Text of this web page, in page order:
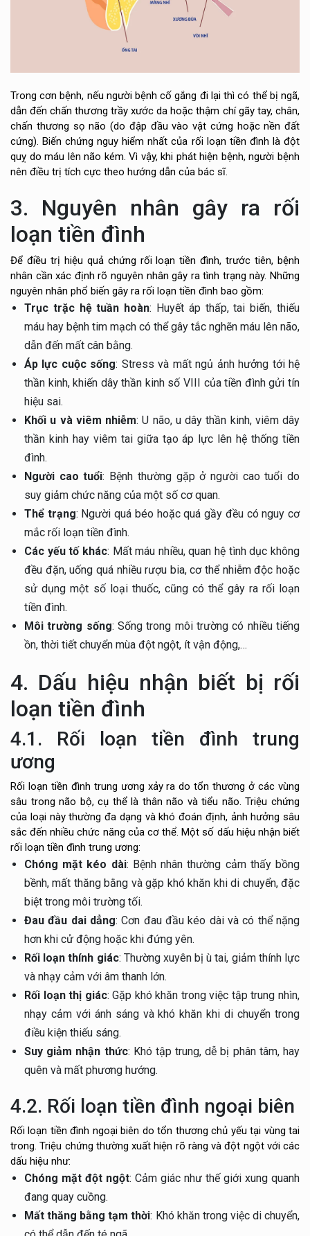
Trong cơn bệnh, nếu người bệnh cố gắng đi lại thì có thể bị ngã,
dẫn đến chấn thương trầy xước da hoặc thậm chí gãy tay, chân,
chấn thương sọ não (do đập đầu vào vật cứng hoặc nền đất
cứng). Biến chứng nguy hiểm nhất của rối loạn tiền đình là đột
quỵ do máu lên não kém. Vì vậy, khi phát hiện bệnh, người bệnh
nên điều trị tích cực theo hướng dẫn của bác sĩ.
3. Nguyên nhân gây ra rối
loạn tiền đình
Để điều trị hiệu quả chứng rối loạn tiền đình, trước tiên, bệnh
nhân cần xác định rõ nguyên nhân gây ra tình trạng này. Những
nguyên nhân phổ biến gây ra rối loạn tiền đình bao gồm:
Trục trặc hệ tuần hoàn: Huyết áp thấp, tai biến, thiếu
máu hay bệnh tim mạch có thể gây tắc nghẽn máu lên não,
dẫn đến mất cân bằng.
Áp lực cuộc sống: Stress và mất ngủ ảnh hưởng tới hệ
thần kinh, khiến dây thần kinh số VIII của tiền đình gửi tín
hiệu sai.
Khối u và viêm nhiễm: U não, u dây thần kinh, viêm dây
thần kinh hay viêm tai giữa tạo áp lực lên hệ thống tiền
đình.
Người cao tuổi: Bệnh thường gặp ở người cao tuổi do
suy giảm chức năng của một số cơ quan.
Thể trạng: Người quá béo hoặc quá gầy đều có nguy cơ
mắc rối loạn tiền đình.
Các yếu tố khác: Mất máu nhiều, quan hệ tình dục không
đều đặn, uống quá nhiều rượu bia, cơ thể nhiễm độc hoặc
sử dụng một số loại thuốc, cũng có thể gây ra rối loạn
tiền đình.
Môi trường sống: Sống trong môi trường có nhiều tiếng
ồn, thời tiết chuyển mùa đột ngột, ít vận động,…
4. Dấu hiệu nhận biết bị rối
loạn tiền đình
4.1. Rối loạn tiền đình trung
ương
Rối loạn tiền đình trung ương xảy ra do tổn thương ở các vùng
sâu trong não bộ, cụ thể là thân não và tiểu não. Triệu chứng
của loại này thường đa dạng và khó đoán định, ảnh hưởng sâu
sắc đến nhiều chức năng của cơ thể. Một số dấu hiệu nhận biết
rối loạn tiền đình trung ương:
Chóng mặt kéo dài: Bệnh nhân thường cảm thấy bồng
bềnh, mất thăng bằng và gặp khó khăn khi di chuyển, đặc
biệt trong môi trường tối.
Đau đầu dai dẳng: Cơn đau đầu kéo dài và có thể nặng
hơn khi cử động hoặc khi đứng yên.
Rối loạn thính giác: Thường xuyên bị ù tai, giảm thính lực
và nhạy cảm với âm thanh lớn.
Rối loạn thị giác: Gặp khó khăn trong việc tập trung nhìn,
nhạy cảm với ánh sáng và khó khăn khi di chuyển trong
điều kiện thiếu sáng.
Suy giảm nhận thức: Khó tập trung, dễ bị phân tâm, hay
quên và mất phương hướng.
4.2. Rối loạn tiền đình ngoại biên
Rối loạn tiền đình ngoại biên do tổn thương chủ yếu tại vùng tai
trong. Triệu chứng thường xuất hiện rõ ràng và đột ngột với các
dấu hiệu như:
Chóng mặt đột ngột: Cảm giác như thế giới xung quanh
đang quay cuồng.
Mất thăng bằng tạm thời: Khó khăn trong việc di chuyển,